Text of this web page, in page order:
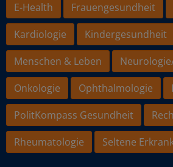
E-Health
Frauengesundheit
Kardiologie
Kindergesundheit
Menschen & Leben
Onkologie
Ophthalmologie
PolitKompass Gesundheit
Rheumatologie
Seltene